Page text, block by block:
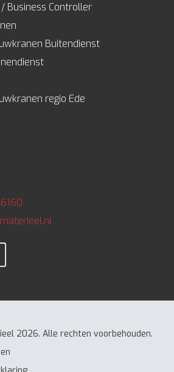
Business Controller
Buitendienst
regio Ede
2026. Alle rechten voorbehouden.